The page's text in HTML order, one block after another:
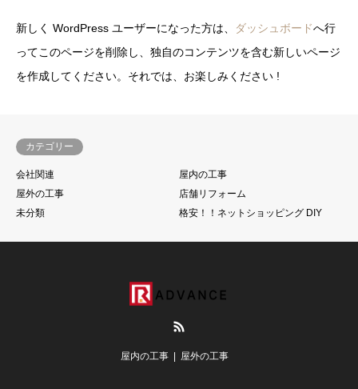
新しく WordPress ユーザーになった方は、 ダッシュボードへ行
ってこのページを削除し、独自のコンテンツを含む新しいページ
を作成してください。それでは、お楽しみください !
カテゴリー
会社関連
屋内の工事
屋外の工事
店舗リフォーム
未分類
格安！！ネットショッピング DIY
屋内の工事 屋外の工事